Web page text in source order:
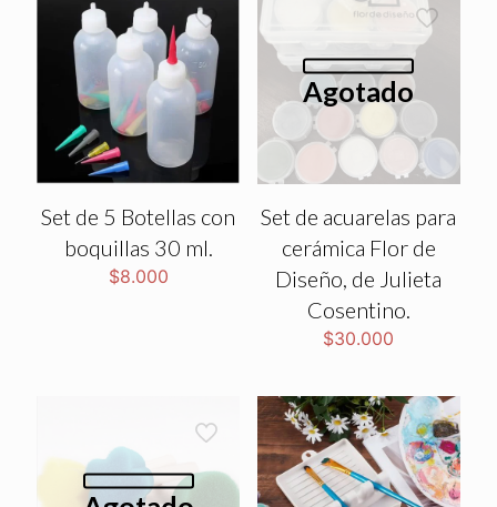
Set de 5 Botellas con
boquillas 30 ml.
$8.000
Agotado
Set de acuarelas para
cerámica Flor de
Diseño, de Julieta
Cosentino.
$30.000